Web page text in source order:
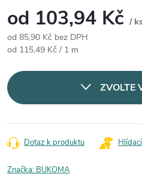
od 103,94 Kč /
od 85,90 Kč bez DPH
Měrná cena:
od 115,49 Kč / 1 m
ZVOLTE
Dotaz k produktu
Značka: BUKOMA